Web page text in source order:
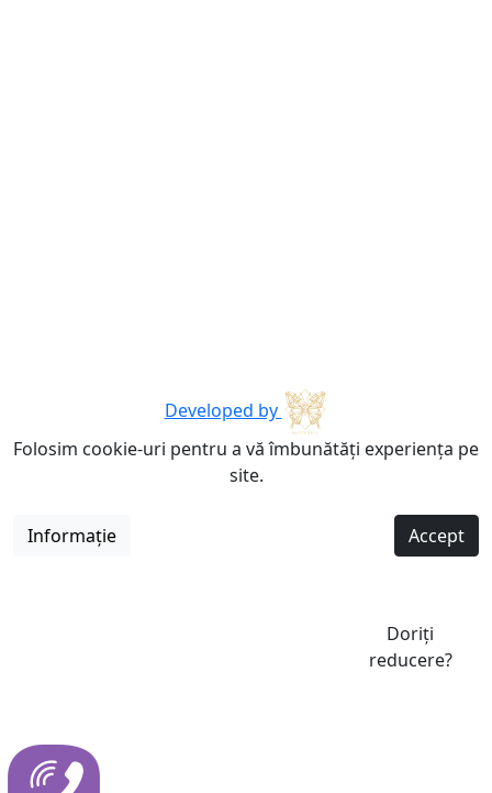
Developed by
Folosim cookie-uri pentru a vă îmbunătăți experiența pe
site.
Informație Accept
Doriți
reducere?